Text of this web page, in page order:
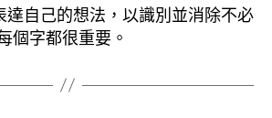
達自己的想法，以識別並消除不必
個字都很重要。